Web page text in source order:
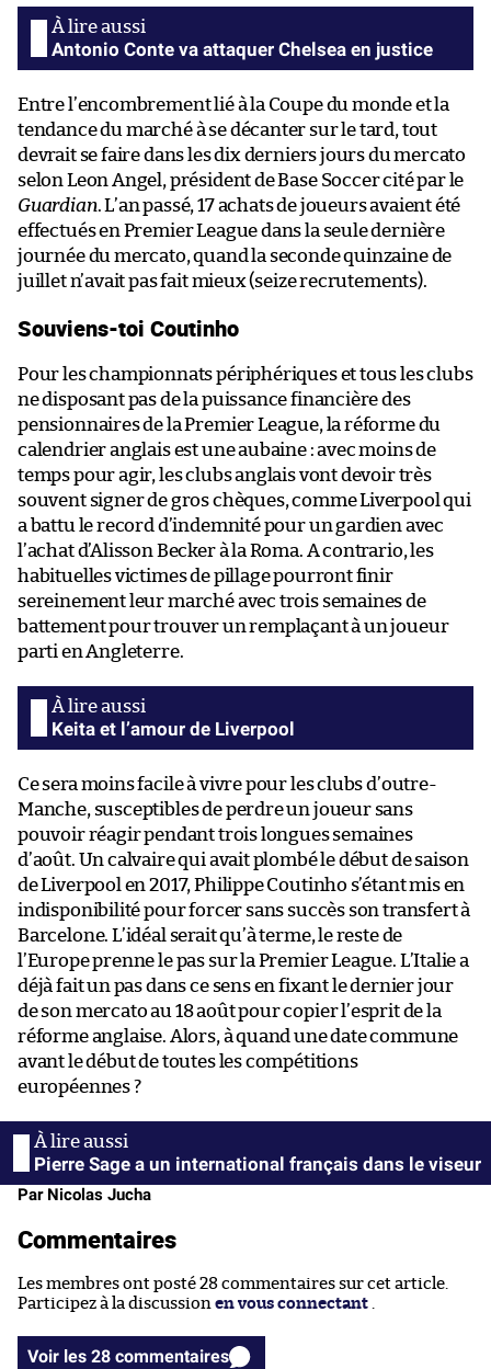
Antonio Conte va attaquer Chelsea en justice
Entre l’encombrement lié à la Coupe du monde et la
tendance du marché à se décanter sur le tard, tout
devrait se faire dans les dix derniers jours du mercato
selon Leon Angel, président de Base Soccer cité par le
Guardian. L’an passé, 17 achats de joueurs avaient été
effectués en Premier League dans la seule dernière
journée du mercato, quand la seconde quinzaine de
juillet n’avait pas fait mieux (seize recrutements).
Souviens-toi Coutinho
Pour les championnats périphériques et tous les clubs
ne disposant pas de la puissance financière des
pensionnaires de la Premier League, la réforme du
calendrier anglais est une aubaine : avec moins de
temps pour agir, les clubs anglais vont devoir très
souvent signer de gros chèques, comme Liverpool qui
a battu le record d’indemnité pour un gardien avec
l’achat d’Alisson Becker à la Roma. A contrario, les
habituelles victimes de pillage pourront finir
sereinement leur marché avec trois semaines de
battement pour trouver un remplaçant à un joueur
parti en Angleterre.
Keita et l’amour de Liverpool
Ce sera moins facile à vivre pour les clubs d’outre-
Manche, susceptibles de perdre un joueur sans
pouvoir réagir pendant trois longues semaines
d’août. Un calvaire qui avait plombé le début de saison
de Liverpool en 2017, Philippe Coutinho s’étant mis en
indisponibilité pour forcer sans succès son transfert à
Barcelone. L’idéal serait qu’à terme, le reste de
l’Europe prenne le pas sur la Premier League. L’Italie a
déjà fait un pas dans ce sens en fixant le dernier jour
de son mercato au 18 août pour copier l’esprit de la
réforme anglaise. Alors, à quand une date commune
avant le début de toutes les compétitions
européennes ?
Pierre Sage a un international français dans le viseur
Par Nicolas Jucha
Commentaires
Les membres ont posté 28 commentaires sur cet article.
Participez à la discussion en vous connectant
Voir les 28 commentaires